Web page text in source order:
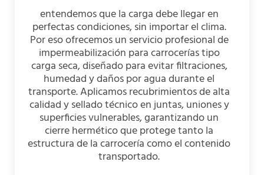
entendemos que la carga debe llegar en
perfectas condiciones, sin importar el clima.
Por eso ofrecemos un servicio profesional de
impermeabilización para carrocerías tipo
carga seca, diseñado para evitar filtraciones,
humedad y daños por agua durante el
transporte. Aplicamos recubrimientos de alta
calidad y sellado técnico en juntas, uniones y
superficies vulnerables, garantizando un
cierre hermético que protege tanto la
estructura de la carrocería como el contenido
transportado.